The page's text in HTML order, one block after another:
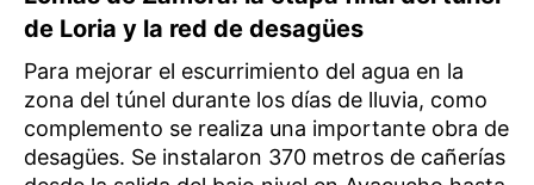
de Loria y la red de desagües
Para mejorar el escurrimiento del agua en la
zona del túnel durante los días de lluvia, como
complemento se realiza una importante obra de
desagües. Se instalaron 370 metros de cañerías